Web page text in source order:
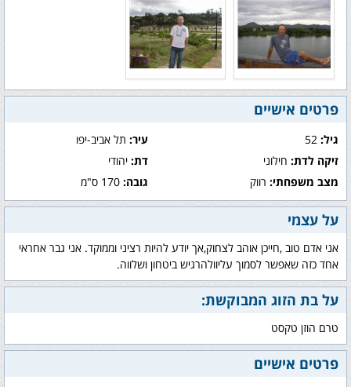
פרטים אישיים
גיל: עיר:תל אביב-יפו
זיקה לדת: חילוני דת:יהודי
מצב משפחתי: רווק גובה:170 ס"מ
על עצמי
אני אדם טוב ,חייכן אוהב לצחוק,אך יודע להיות רציני וממוקד. אני גבר אחראי
אחד כזה שאפשר לסמוך עליוולהרגיש ביטחון ושלווה.
על בת הזוג המבוקשת:
טרם הוזן טקסט
פרטים אישיים